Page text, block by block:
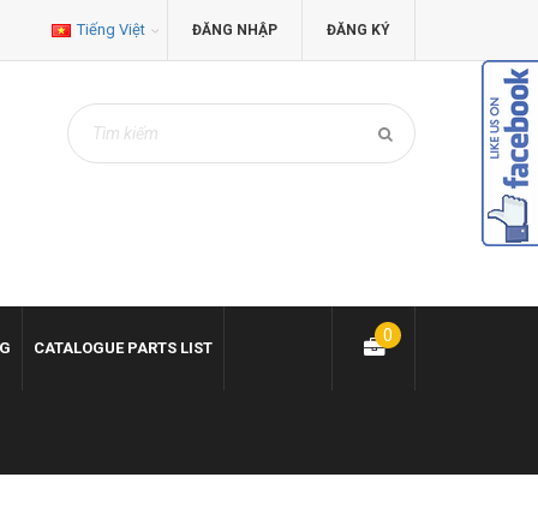
ĐĂNG NHẬP ĐĂNG KÝ
Tiếng Việt
CATALOGUE PARTS LIST
0